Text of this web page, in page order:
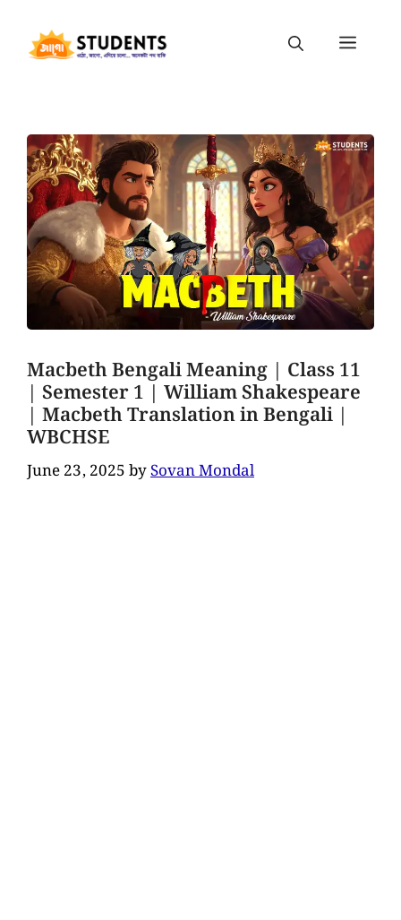
Macbeth Bengali Meaning | Class 11
| Semester 1 | William Shakespeare
| Macbeth Translation in Bengali |
WBCHSE
June 23, 2025bySovan Mondal